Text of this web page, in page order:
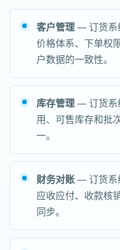
客户管理— 订货系
价格体系、下单权
户数据的一致性。
库存管理— 订货系
用、可售库存和批
一。
财务对账— 订货系
应收应付、收款核
同步。